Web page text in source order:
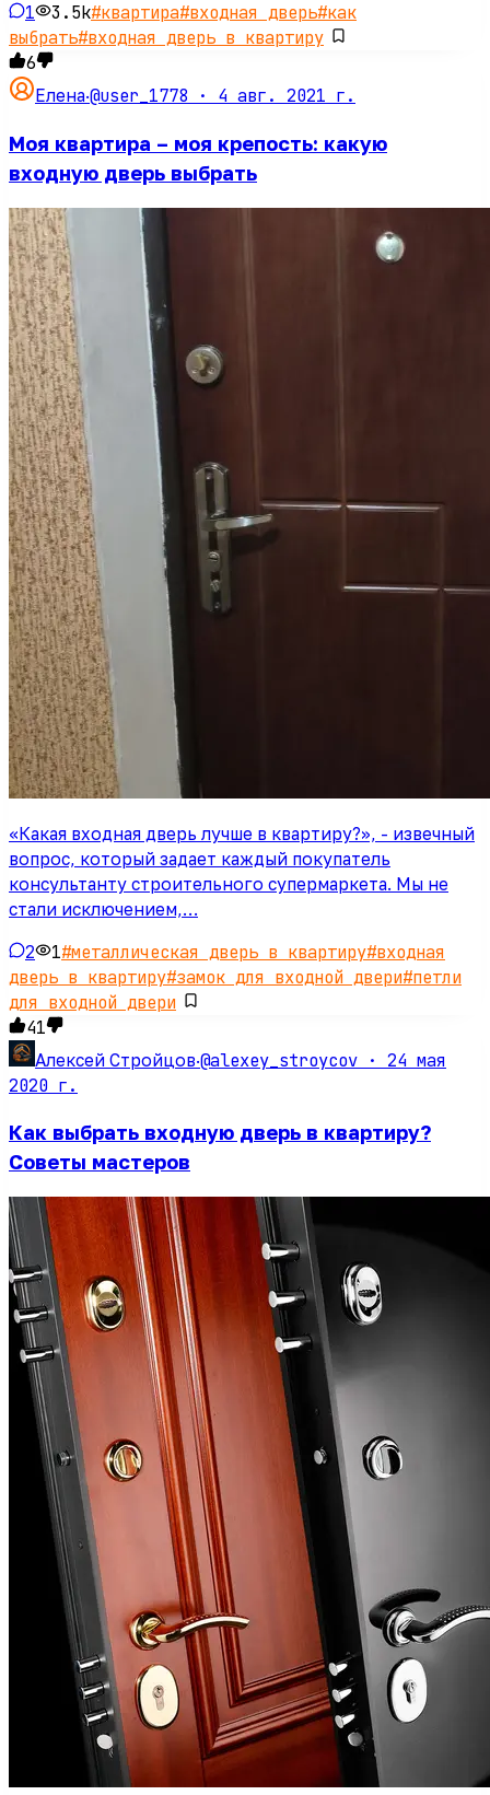
1 3.5k#квартира#входная дверь#как
выбрать#входная дверь в квартиру
6
Елена·@user_1778 · 4 авг. 2021 г.
Моя квартира – моя крепость: какую
входную дверь выбрать
«Какая входная дверь лучше в квартиру?», - извечный
вопрос, который задает каждый покупатель
консультанту строительного супермаркета. Мы не
стали исключением,…
2 1#металлическая дверь в квартиру#входная
дверь в квартиру#замок для входной двери#петли
для входной двери
41
Алексей Стройцов·@alexey_stroycov · 24 мая
2020 г.
Как выбрать входную дверь в квартиру?
Советы мастеров